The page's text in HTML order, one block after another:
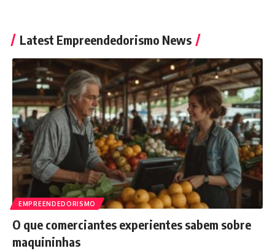
Latest Empreendedorismo News
EMPREENDEDORISMO
O que comerciantes experientes sabem sobre
maquininhas